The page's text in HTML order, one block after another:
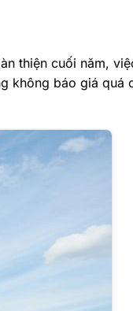
thiện cuối năm,
không báo giá quá